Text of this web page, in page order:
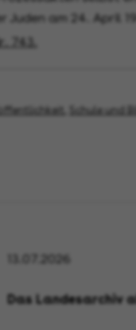
am 24.
743.
Schule und
13.07.2026
Das Landesarchiv